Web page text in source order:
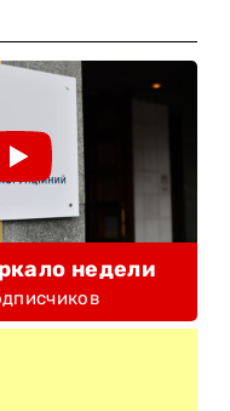
недели